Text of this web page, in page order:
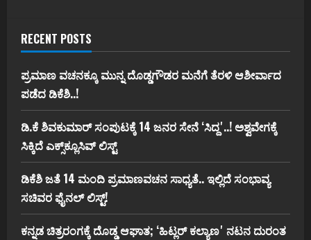
RECENT POSTS
ಪ್ರಮಾಣ ವಚನಕ್ಕೂ ಮುನ್ನ ದೊಡ್ಡಗೌಡರ ಮನೆಗೆ ತೆರಳಿ ಆಶೀರ್ವಾದ
ಪಡೆದ ಡಿಕೆಶಿ..!
ಡಿ.ಕೆ ಶಿವಕುಮಾರ್‌ ಸಂಪುಟಕ್ಕೆ 14 ಜನರ ಸೇನೆ ʻಸಿದ್ದʼ..! ಅಶ್ವವೇಗಕ್ಕೆ
ಸಿಕ್ಕಿದೆ ಎಕ್ಸ್‌ಕ್ಲೂಸಿವ್‌ ಲಿಸ್ಟ್‌
ಡಿಕೆಶಿ ಜತೆ 14 ಮಂದಿ ಪ್ರಮಾಣವಚನ ಸಾಧ್ಯತೆ.. ಇಲ್ಲಿದೆ ಸಂಭಾವ್ಯ
ಸಚಿವರ ಫೈನಲ್ ಲಿಸ್ಟ್‌!
ಕನ್ನಡ ಚಿತ್ರರಂಗಕ್ಕೆ ದೊಡ್ಡ ಆಘಾತ; ʻಹಿಟ್ಲರ್ ಕಲ್ಯಾಣʼ ನಟನ ದುರಂತ